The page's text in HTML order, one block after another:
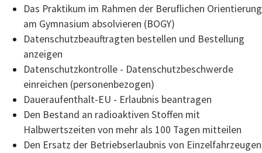
Das Praktikum im Rahmen der Beruflichen Orientierung
am Gymnasium absolvieren (BOGY)
Datenschutzbeauftragten bestellen und Bestellung
anzeigen
Datenschutzkontrolle - Datenschutzbeschwerde
einreichen (personenbezogen)
Daueraufenthalt-EU - Erlaubnis beantragen
Den Bestand an radioaktiven Stoffen mit
Halbwertszeiten von mehr als 100 Tagen mitteilen
Den Ersatz der Betriebserlaubnis von Einzelfahrzeugen